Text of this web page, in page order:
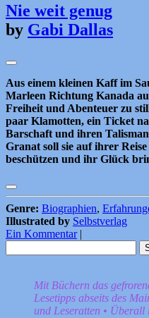
Nie weit genug
by Gabi Dallas
Aus einem kleinen Kaff im
Marleen Richtung Kanada
Freiheit und Abenteuer zu
paar Klamotten, ein Ticket
Barschaft und ihren
Granat soll sie auf ihrer
beschützen und ihr Glück
Genre: Biographien,
Illustrated by Selbstverlag
Ein Kommentar
nach:
Mit Büchern das
Lesetipps abseits des
und Leseratten •